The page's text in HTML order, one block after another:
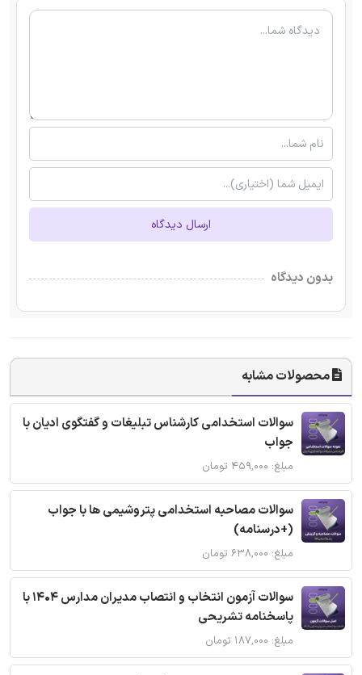
ارسال دیدگاه
بدون دیدگاه
محصولات مشابه
سوالات استخدامی کارشناس تبلیغات و گفتگوی ادیان با
جواب
مبلغ: ۴۵۹,۰۰۰ تومان
سوالات مصاحبه استخدامی پتروشیمی ها با جواب
(+درسنامه)
مبلغ: ۶۳۸,۰۰۰ تومان
سوالات آزمون انتخاب و انتصاب مدیران مدارس 1404 با
پاسخنامه تشریحی
مبلغ: ۱۸۷,۰۰۰ تومان